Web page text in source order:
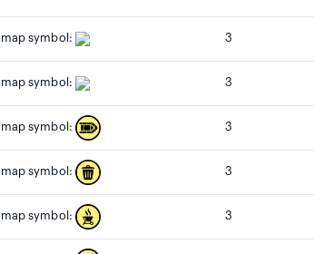
map symbol: 3
map symbol: 3
map symbol: 3
map symbol: 3
map symbol: 3